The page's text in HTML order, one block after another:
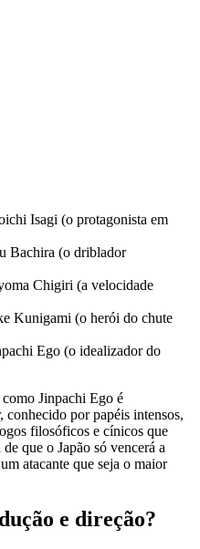
Isagi (o protagonista em
Bachira (o driblador
Chigiri (a velocidade
Kunigami (o herói do chute
Ego (o idealizador do
como Jinpachi Ego é
conhecido por papéis intensos,
filosóficos e cínicos que
que o Japão só vencerá a
atacante que seja o maior
e direção?